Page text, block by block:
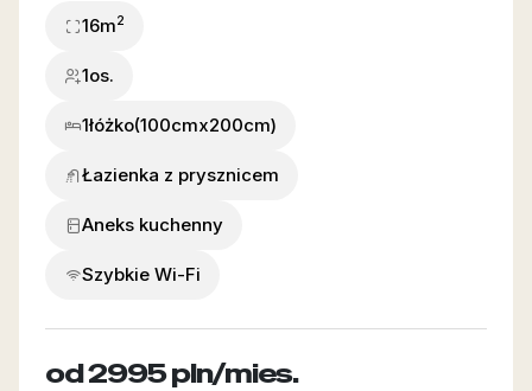
16m2
1os.
1łóżko(100cmx200cm)
Łazienka z prysznicem
Aneks kuchenny
Szybkie Wi-Fi
od 2995pln/mies.